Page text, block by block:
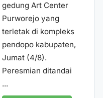
gedung Art Center
Purworejo yang
terletak di kompleks
pendopo kabupaten,
Jumat (4/8).
Peresmian ditandai
...